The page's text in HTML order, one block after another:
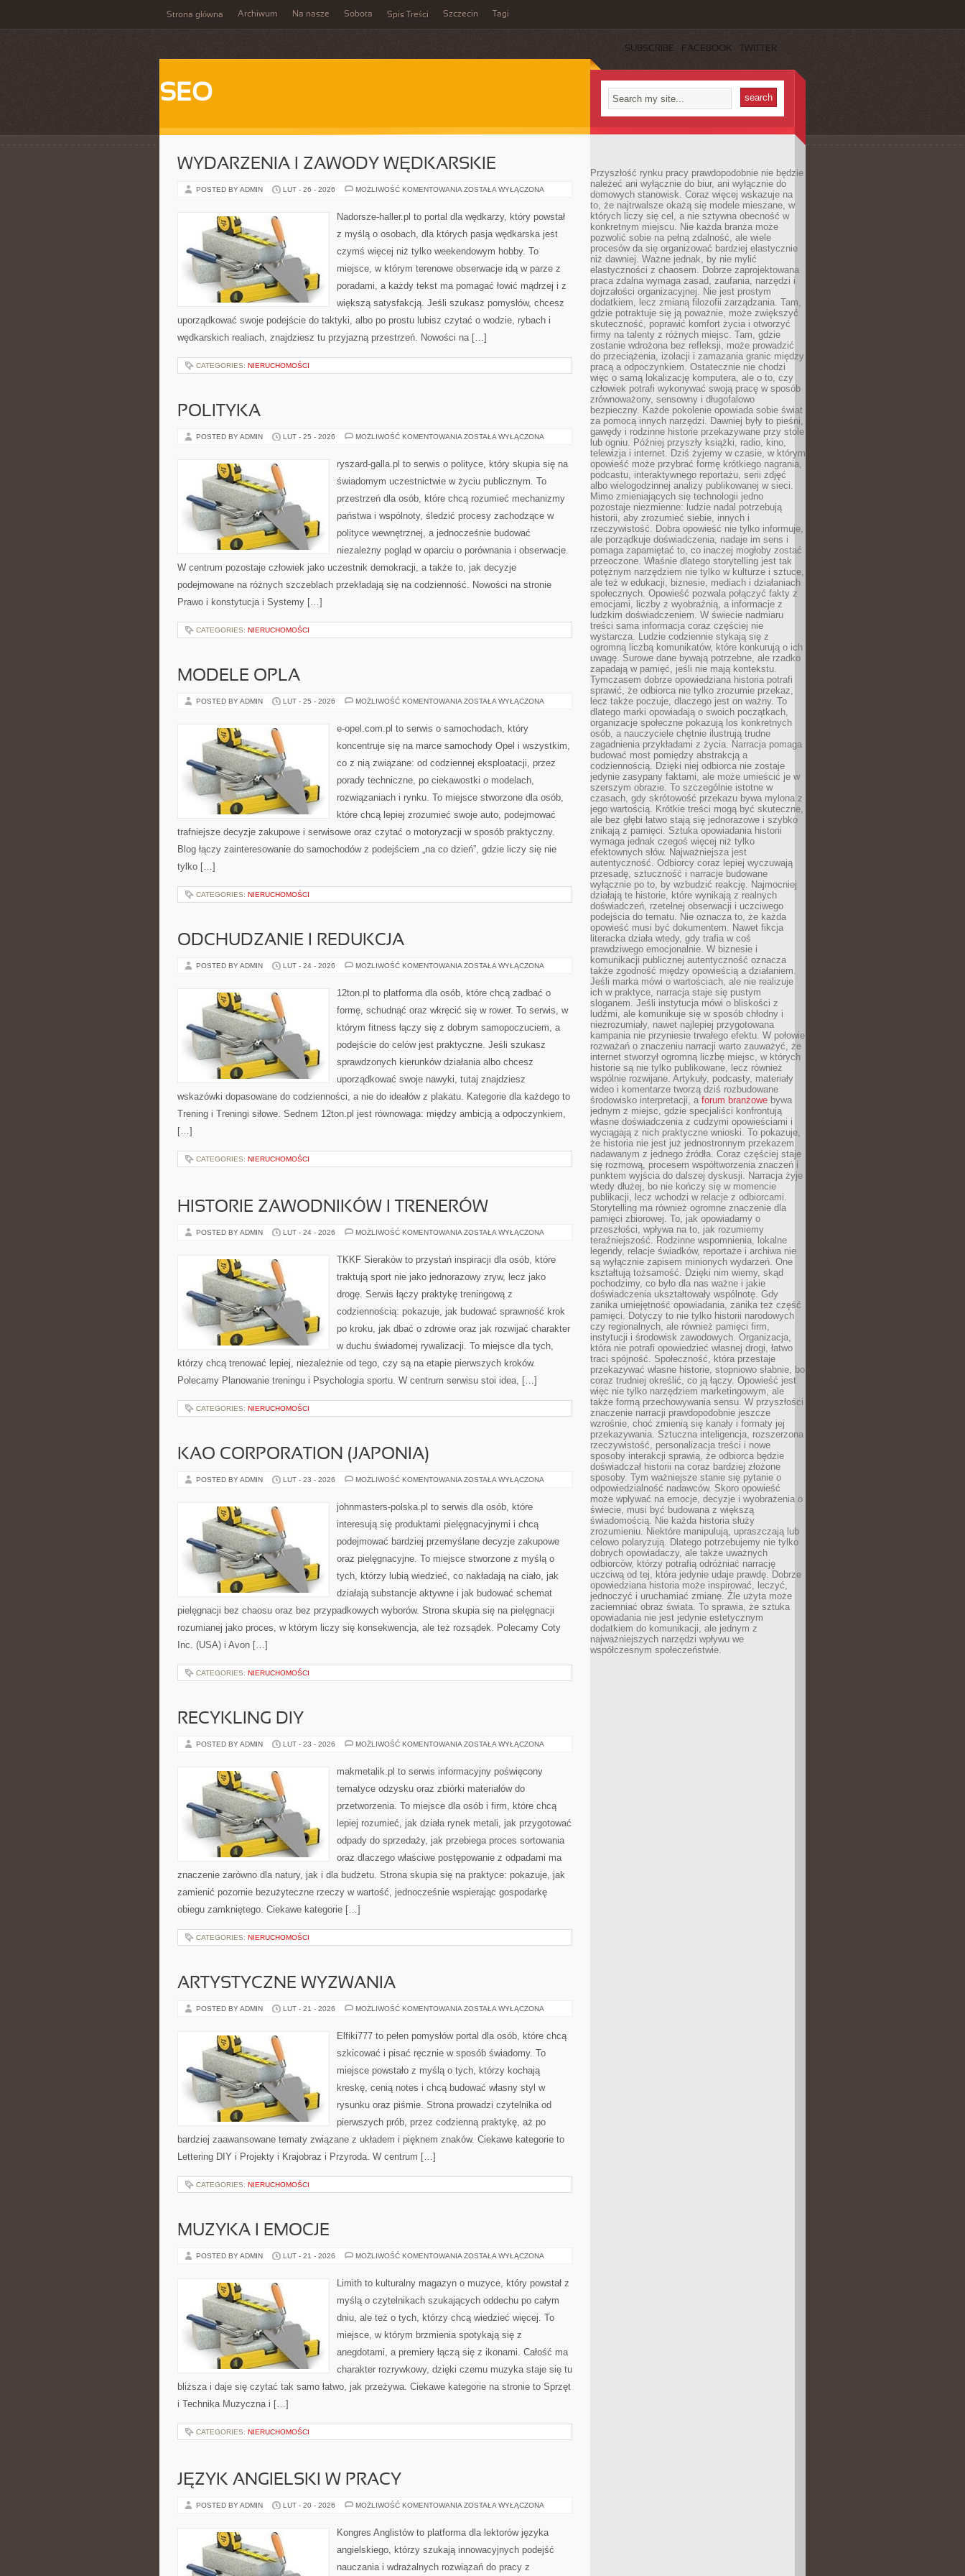
Strona główna Archiwum Na nasze Sobota Spis Treści Szczecin Tagi
SUBSCRIBE FACEBOOK TWITTER
SEO
WYDARZENIA I ZAWODY WĘDKARSKIE
POSTED BY ADMIN LUT - 26 - 2026 MOŻLIWOŚĆ KOMENTOWANIA WYDARZENIA
WĘDKARSKIE
ZOSTAŁA WYŁĄCZONA
Nadorsze-haller.pl to portal dla wędkarzy, który powstał
z myślą o osobach, dla których pasja wędkarska jest
czymś więcej niż tylko weekendowym hobby. To
miejsce, w którym terenowe obserwacje idą w parze z
poradami, a każdy tekst ma pomagać łowić mądrzej i z
większą satysfakcją. Jeśli szukasz pomysłów, chcesz
uporządkować swoje podejście do taktyki, albo po prostu lubisz czytać o wodzie, rybach i
wędkarskich realiach, znajdziesz tu przyjazną przestrzeń. Nowości na […]
CATEGORIES: NIERUCHOMOŚCI
POLITYKA
POSTED BY ADMIN LUT - 25 - 2026 MOŻLIWOŚĆ KOMENTOWANIA POLITYKA
ZOSTAŁA WYŁĄCZONA
ryszard-galla.pl to serwis o polityce, który skupia się na
świadomym uczestnictwie w życiu publicznym. To
przestrzeń dla osób, które chcą rozumieć mechanizmy
państwa i wspólnoty, śledzić procesy zachodzące w
polityce wewnętrznej, a jednocześnie budować
niezależny pogląd w oparciu o porównania i obserwacje.
W centrum pozostaje człowiek jako uczestnik demokracji, a także to, jak decyzje
podejmowane na różnych szczeblach przekładają się na codzienność. Nowości na stronie
Prawo i konstytucja i Systemy […]
CATEGORIES: NIERUCHOMOŚCI
MODELE OPLA
POSTED BY ADMIN LUT - 25 - 2026 MOŻLIWOŚĆ KOMENTOWANIA MODELE
ZOSTAŁA WYŁĄCZONA
e-opel.com.pl to serwis o samochodach, który
koncentruje się na marce samochody Opel i wszystkim,
co z nią związane: od codziennej eksploatacji, przez
porady techniczne, po ciekawostki o modelach,
rozwiązaniach i rynku. To miejsce stworzone dla osób,
które chcą lepiej zrozumieć swoje auto, podejmować
trafniejsze decyzje zakupowe i serwisowe oraz czytać o motoryzacji w sposób praktyczny.
Blog łączy zainteresowanie do samochodów z podejściem „na co dzień”, gdzie liczy się nie
tylko […]
CATEGORIES: NIERUCHOMOŚCI
ODCHUDZANIE I REDUKCJA
POSTED BY ADMIN LUT - 24 - 2026 MOŻLIWOŚĆ KOMENTOWANIA ODCHUDZANIE
ZOSTAŁA WYŁĄCZONA
12ton.pl to platforma dla osób, które chcą zadbać o
formę, schudnąć oraz wkręcić się w rower. To serwis, w
którym fitness łączy się z dobrym samopoczuciem, a
podejście do celów jest praktyczne. Jeśli szukasz
sprawdzonych kierunków działania albo chcesz
uporządkować swoje nawyki, tutaj znajdziesz
wskazówki dopasowane do codzienności, a nie do ideałów z plakatu. Kategorie dla każdego to
Trening i Treningi siłowe. Sednem 12ton.pl jest równowaga: między ambicją a odpoczynkiem,
[…]
CATEGORIES: NIERUCHOMOŚCI
HISTORIE ZAWODNIKÓW I TRENERÓW
POSTED BY ADMIN LUT - 24 - 2026 MOŻLIWOŚĆ KOMENTOWANIA HISTORIE
TRENERÓW
ZOSTAŁA WYŁĄCZONA
TKKF Sieraków to przystań inspiracji dla osób, które
traktują sport nie jako jednorazowy zryw, lecz jako
drogę. Serwis łączy praktykę treningową z
codziennością: pokazuje, jak budować sprawność krok
po kroku, jak dbać o zdrowie oraz jak rozwijać charakter
w duchu świadomej rywalizacji. To miejsce dla tych,
którzy chcą trenować lepiej, niezależnie od tego, czy są na etapie pierwszych kroków.
Polecamy Planowanie treningu i Psychologia sportu. W centrum serwisu stoi idea, […]
CATEGORIES: NIERUCHOMOŚCI
KAO CORPORATION (JAPONIA)
POSTED BY ADMIN LUT - 23 - 2026 MOŻLIWOŚĆ KOMENTOWANIA KAO
ZOSTAŁA WYŁĄCZONA
johnmasters-polska.pl to serwis dla osób, które
interesują się produktami pielęgnacyjnymi i chcą
podejmować bardziej przemyślane decyzje zakupowe
oraz pielęgnacyjne. To miejsce stworzone z myślą o
tych, którzy lubią wiedzieć, co nakładają na ciało, jak
działają substancje aktywne i jak budować schemat
pielęgnacji bez chaosu oraz bez przypadkowych wyborów. Strona skupia się na pielęgnacji
rozumianej jako proces, w którym liczy się konsekwencja, ale też rozsądek. Polecamy Coty
Inc. (USA) i Avon […]
CATEGORIES: NIERUCHOMOŚCI
RECYKLING DIY
POSTED BY ADMIN LUT - 23 - 2026 MOŻLIWOŚĆ KOMENTOWANIA RECYKLING
ZOSTAŁA WYŁĄCZONA
makmetalik.pl to serwis informacyjny poświęcony
tematyce odzysku oraz zbiórki materiałów do
przetworzenia. To miejsce dla osób i firm, które chcą
lepiej rozumieć, jak działa rynek metali, jak przygotować
odpady do sprzedaży, jak przebiega proces sortowania
oraz dlaczego właściwe postępowanie z odpadami ma
znaczenie zarówno dla natury, jak i dla budżetu. Strona skupia się na praktyce: pokazuje, jak
zamienić pozornie bezużyteczne rzeczy w wartość, jednocześnie wspierając gospodarkę
obiegu zamkniętego. Ciekawe kategorie […]
CATEGORIES: NIERUCHOMOŚCI
ARTYSTYCZNE WYZWANIA
POSTED BY ADMIN LUT - 21 - 2026 MOŻLIWOŚĆ KOMENTOWANIA ARTYSTYCZNE
ZOSTAŁA WYŁĄCZONA
Elfiki777 to pełen pomysłów portal dla osób, które chcą
szkicować i pisać ręcznie w sposób świadomy. To
miejsce powstało z myślą o tych, którzy kochają
kreskę, cenią notes i chcą budować własny styl w
rysunku oraz piśmie. Strona prowadzi czytelnika od
pierwszych prób, przez codzienną praktykę, aż po
bardziej zaawansowane tematy związane z układem i pięknem znaków. Ciekawe kategorie to
Lettering DIY i Projekty i Krajobraz i Przyroda. W centrum […]
CATEGORIES: NIERUCHOMOŚCI
MUZYKA I EMOCJE
POSTED BY ADMIN LUT - 21 - 2026 MOŻLIWOŚĆ KOMENTOWANIA MUZYKA
ZOSTAŁA WYŁĄCZONA
Limith to kulturalny magazyn o muzyce, który powstał z
myślą o czytelnikach szukających oddechu po całym
dniu, ale też o tych, którzy chcą wiedzieć więcej. To
miejsce, w którym brzmienia spotykają się z
anegdotami, a premiery łączą się z ikonami. Całość ma
charakter rozrywkowy, dzięki czemu muzyka staje się tu
bliższa i daje się czytać tak samo łatwo, jak przeżywa. Ciekawe kategorie na stronie to Sprzęt
i Technika Muzyczna i […]
CATEGORIES: NIERUCHOMOŚCI
JĘZYK ANGIELSKI W PRACY
POSTED BY ADMIN LUT - 20 - 2026 MOŻLIWOŚĆ KOMENTOWANIA JĘZYK
PRACY
ZOSTAŁA WYŁĄCZONA
Kongres Anglistów to platforma dla lektorów języka
angielskiego, którzy szukają innowacyjnych podejść
nauczania i wdrażalnych rozwiązań do pracy z
Przyszłość rynku pracy prawdopodobnie nie będzie
należeć ani wyłącznie do biur, ani wyłącznie do
domowych stanowisk. Coraz więcej wskazuje na
to, że najtrwalsze okażą się modele mieszane, w
których liczy się cel, a nie sztywna obecność w
konkretnym miejscu. Nie każda branża może
pozwolić sobie na pełną zdalność, ale wiele
procesów da się organizować bardziej elastycznie
niż dawniej. Ważne jednak, by nie mylić
elastyczności z chaosem. Dobrze zaprojektowana
praca zdalna wymaga zasad, zaufania, narzędzi i
dojrzałości organizacyjnej. Nie jest prostym
dodatkiem, lecz zmianą filozofii zarządzania. Tam,
gdzie potraktuje się ją poważnie, może zwiększyć
skuteczność, poprawić komfort życia i otworzyć
firmy na talenty z różnych miejsc. Tam, gdzie
zostanie wdrożona bez refleksji, może prowadzić
do przeciążenia, izolacji i zamazania granic między
pracą a odpoczynkiem. Ostatecznie nie chodzi
więc o samą lokalizację komputera, ale o to, czy
człowiek potrafi wykonywać swoją pracę w sposób
zrównoważony, sensowny i długofalowo
bezpieczny. Każde pokolenie opowiada sobie świat
za pomocą innych narzędzi. Dawniej były to pieśni,
gawędy i rodzinne historie przekazywane przy stole
lub ogniu. Później przyszły książki, radio, kino,
telewizja i internet. Dziś żyjemy w czasie, w którym
opowieść może przybrać formę krótkiego nagrania,
podcastu, interaktywnego reportażu, serii zdjęć
albo wielogodzinnej analizy publikowanej w sieci.
Mimo zmieniających się technologii jedno
pozostaje niezmienne: ludzie nadal potrzebują
historii, aby zrozumieć siebie, innych i
rzeczywistość. Dobra opowieść nie tylko informuje,
ale porządkuje doświadczenia, nadaje im sens i
pomaga zapamiętać to, co inaczej mogłoby zostać
przeoczone. Właśnie dlatego storytelling jest tak
potężnym narzędziem nie tylko w kulturze i sztuce,
ale też w edukacji, biznesie, mediach i działaniach
społecznych. Opowieść pozwala połączyć fakty z
emocjami, liczby z wyobraźnią, a informacje z
ludzkim doświadczeniem. W świecie nadmiaru
treści sama informacja coraz częściej nie
wystarcza. Ludzie codziennie stykają się z
ogromną liczbą komunikatów, które konkurują o ich
uwagę. Surowe dane bywają potrzebne, ale rzadko
zapadają w pamięć, jeśli nie mają kontekstu.
Tymczasem dobrze opowiedziana historia potrafi
sprawić, że odbiorca nie tylko zrozumie przekaz,
lecz także poczuje, dlaczego jest on ważny. To
dlatego marki opowiadają o swoich początkach,
organizacje społeczne pokazują los konkretnych
osób, a nauczyciele chętnie ilustrują trudne
zagadnienia przykładami z życia. Narracja pomaga
budować most pomiędzy abstrakcją a
codziennością. Dzięki niej odbiorca nie zostaje
jedynie zasypany faktami, ale może umieścić je w
szerszym obrazie. To szczególnie istotne w
czasach, gdy skrótowość przekazu bywa mylona z
jego wartością. Krótkie treści mogą być skuteczne,
ale bez głębi łatwo stają się jednorazowe i szybko
znikają z pamięci. Sztuka opowiadania historii
wymaga jednak czegoś więcej niż tylko
efektownych słów. Najważniejsza jest
autentyczność. Odbiorcy coraz lepiej wyczuwają
przesadę, sztuczność i narracje budowane
wyłącznie po to, by wzbudzić reakcję. Najmocniej
działają te historie, które wynikają z realnych
doświadczeń, rzetelnej obserwacji i uczciwego
podejścia do tematu. Nie oznacza to, że każda
opowieść musi być dokumentem. Nawet fikcja
literacka działa wtedy, gdy trafia w coś
prawdziwego emocjonalnie. W biznesie i
komunikacji publicznej autentyczność oznacza
także zgodność między opowieścią a działaniem.
Jeśli marka mówi o wartościach, ale nie realizuje
ich w praktyce, narracja staje się pustym
sloganem. Jeśli instytucja mówi o bliskości z
ludźmi, ale komunikuje się w sposób chłodny i
niezrozumiały, nawet najlepiej przygotowana
kampania nie przyniesie trwałego efektu. W połowie
rozważań o znaczeniu narracji warto zauważyć, że
internet stworzył ogromną liczbę miejsc, w których
historie są nie tylko publikowane, lecz również
wspólnie rozwijane. Artykuły, podcasty, materiały
wideo i komentarze tworzą dziś rozbudowane
środowisko interpretacji, a forum branżowe bywa
jednym z miejsc, gdzie specjaliści konfrontują
własne doświadczenia z cudzymi opowieściami i
wyciągają z nich praktyczne wnioski. To pokazuje,
że historia nie jest już jednostronnym przekazem
nadawanym z jednego źródła. Coraz częściej staje
się rozmową, procesem współtworzenia znaczeń i
punktem wyjścia do dalszej dyskusji. Narracja żyje
wtedy dłużej, bo nie kończy się w momencie
publikacji, lecz wchodzi w relacje z odbiorcami.
Storytelling ma również ogromne znaczenie dla
pamięci zbiorowej. To, jak opowiadamy o
przeszłości, wpływa na to, jak rozumiemy
teraźniejszość. Rodzinne wspomnienia, lokalne
legendy, relacje świadków, reportaże i archiwa nie
są wyłącznie zapisem minionych wydarzeń. One
kształtują tożsamość. Dzięki nim wiemy, skąd
pochodzimy, co było dla nas ważne i jakie
doświadczenia ukształtowały wspólnotę. Gdy
zanika umiejętność opowiadania, zanika też część
pamięci. Dotyczy to nie tylko historii narodowych
czy regionalnych, ale również pamięci firm,
instytucji i środowisk zawodowych. Organizacja,
która nie potrafi opowiedzieć własnej drogi, łatwo
traci spójność. Społeczność, która przestaje
przekazywać własne historie, stopniowo słabnie, bo
coraz trudniej określić, co ją łączy. Opowieść jest
więc nie tylko narzędziem marketingowym, ale
także formą przechowywania sensu. W przyszłości
znaczenie narracji prawdopodobnie jeszcze
wzrośnie, choć zmienią się kanały i formaty jej
przekazywania. Sztuczna inteligencja, rozszerzona
rzeczywistość, personalizacja treści i nowe
sposoby interakcji sprawią, że odbiorca będzie
doświadczał historii na coraz bardziej złożone
sposoby. Tym ważniejsze stanie się pytanie o
odpowiedzialność nadawców. Skoro opowieść
może wpływać na emocje, decyzje i wyobrażenia o
świecie, musi być budowana z większą
świadomością. Nie każda historia służy
zrozumieniu. Niektóre manipulują, upraszczają lub
celowo polaryzują. Dlatego potrzebujemy nie tylko
dobrych opowiadaczy, ale także uważnych
odbiorców, którzy potrafią odróżniać narrację
uczciwą od tej, która jedynie udaje prawdę. Dobrze
opowiedziana historia może inspirować, leczyć,
jednoczyć i uruchamiać zmianę. Źle użyta może
zaciemniać obraz świata. To sprawia, że sztuka
opowiadania nie jest jedynie estetycznym
dodatkiem do komunikacji, ale jednym z
najważniejszych narzędzi wpływu we
współczesnym społeczeństwie.